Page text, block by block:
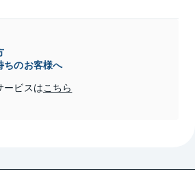
ちのお客様へ
ービスはこちら